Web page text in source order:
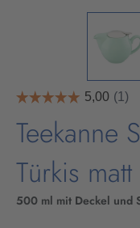
Teekanne
Türkis matt
500 ml mit Deckel und